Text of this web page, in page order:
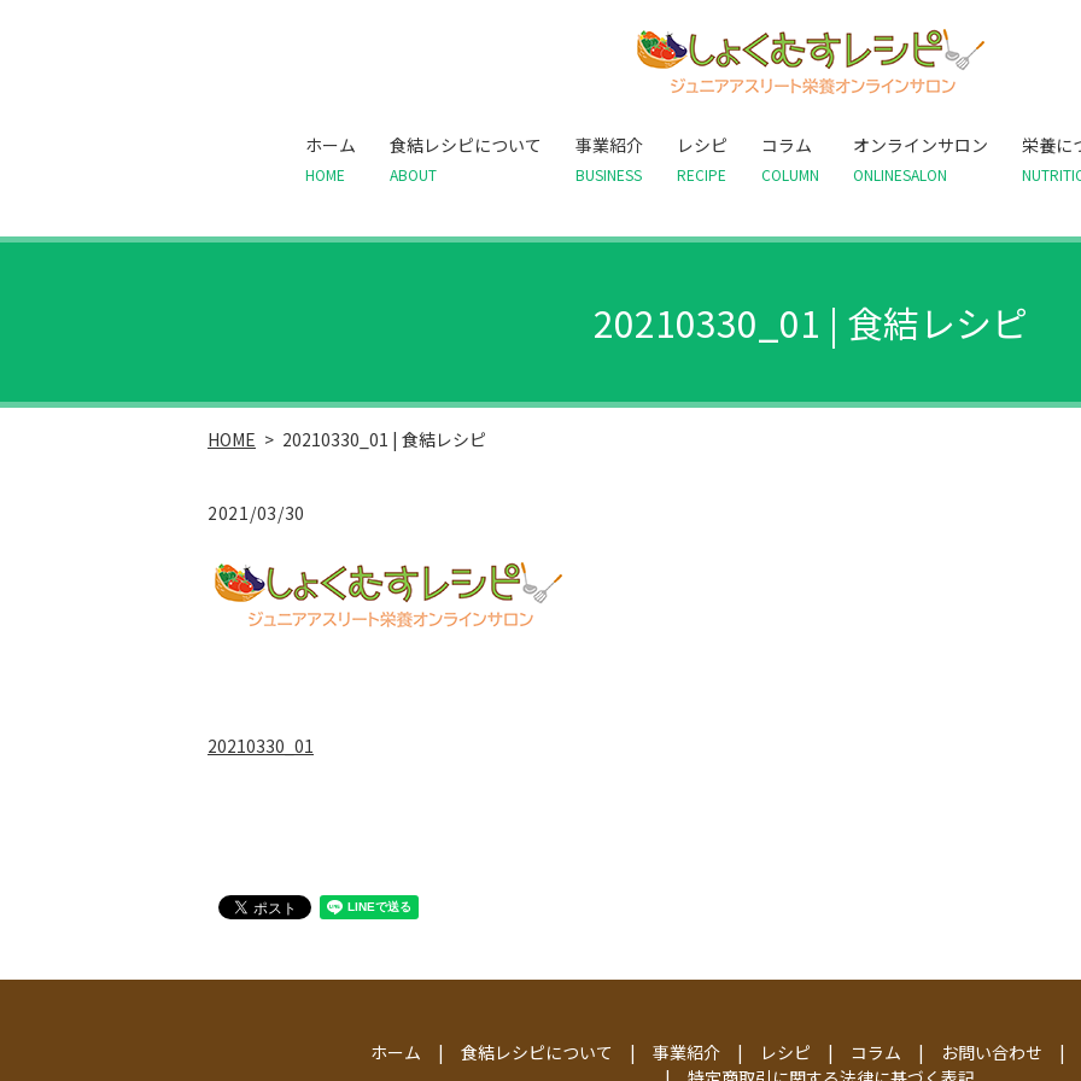
ホーム
HOME
食結レシピについて
ABOUT
事業紹介
BUSINESS
レシピ
RECIPE
コラム
COLUMN
オンラインサロン
ONLINESALON
栄養に
20210330_01 | 食結レシピ
HOME 20210330_01 | 食結レシピ
2021/03/30
20210330_01
ホーム 食結レシピについて 事業紹介 レシピ コラム お問い合わせ